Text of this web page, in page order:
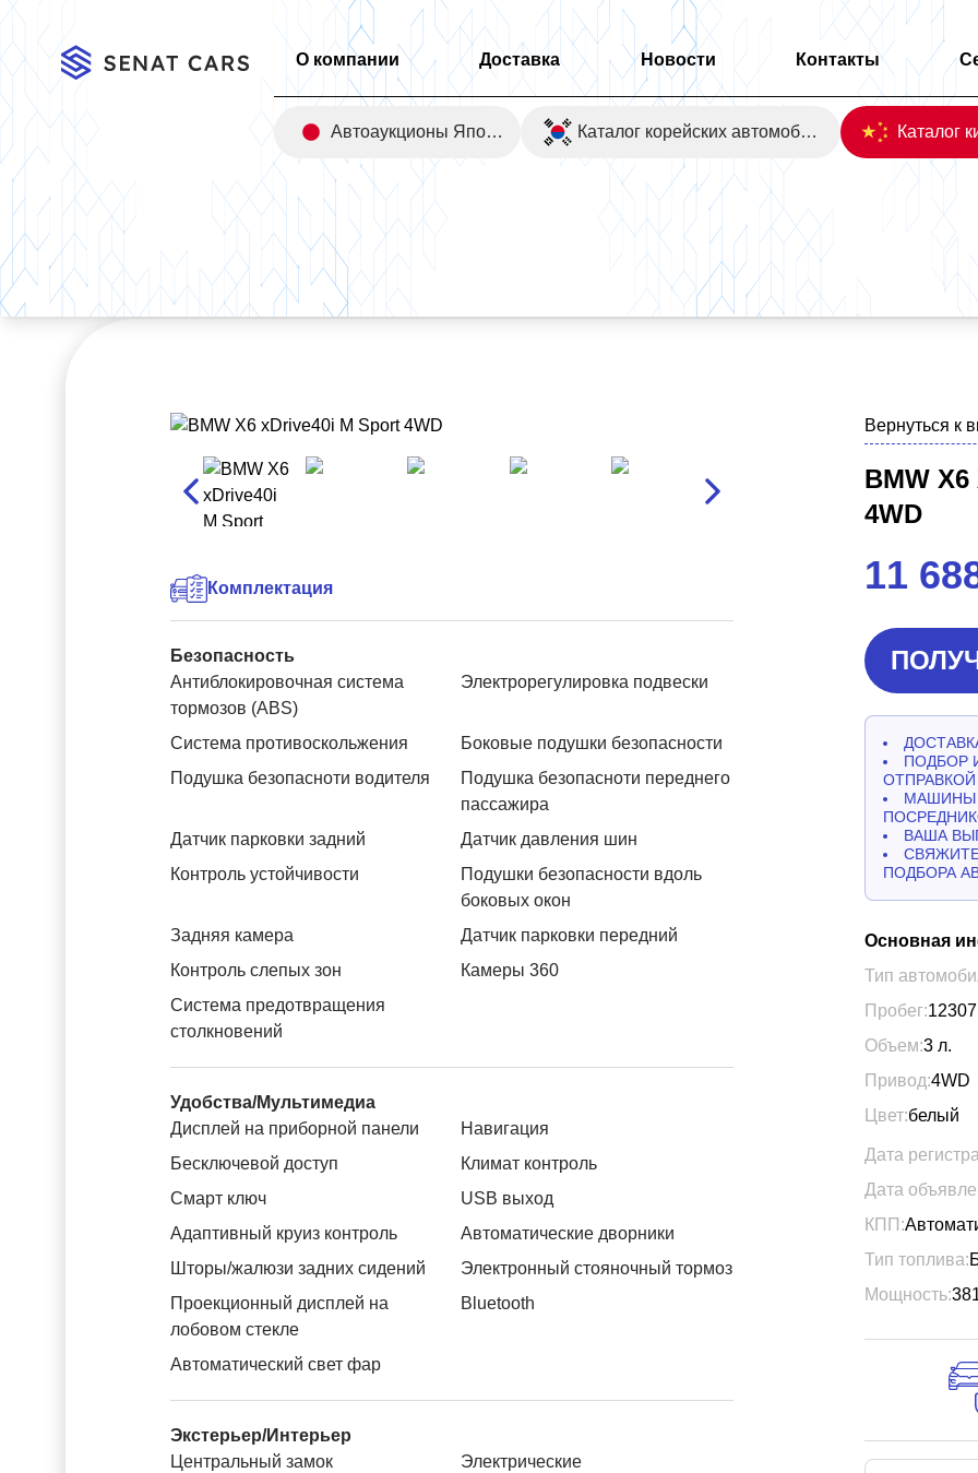
О компании Доставка Новости Контакты
Автоаукционы Японии Каталог корейских автомобилей
Главная/Каталог BMW X6 xDrive40i M Sport 4WD
Комплектация
Безопасность
Антиблокировочная система
тормозов (ABS)
Электрорегулировка подвески
Система противоскольжения
Боковые подушки безопасности
Подушка безопасноти водителя
Подушка безопасноти переднего
пассажира
Датчик парковки задний
Датчик давления шин
Контроль устойчивости
Подушки безопасности вдоль
боковых окон
Задняя камера
Датчик парковки передний
Контроль слепых зон
Камеры 360
Система предотвращения
столкновений
Удобства/Мультимедиа
Дисплей на приборной панели
Навигация
Бесключевой доступ
Климат контроль
Смарт ключ
USB выход
Адаптивный круиз контроль
Автоматические дворники
Шторы/жалюзи задних сидений
Электронный стояночный тормоз
Проекционный дисплей на
лобовом стекле
Bluetooth
Автоматический свет фар
Экстерьер/Интерьер
Центральный замок
Электрические
Вернуться к
BMW X6
4WD
11
ПОДБОР
ОТПРАВКОЙ
МАШИНЫ
ВАША
ПОДБОРА
Основная
Тип
Пробег:12307
Объем:3 л.
Привод:4WD
Цвет:белый
Дата
Дата
КПП:
Тип топлива:
Мощность: